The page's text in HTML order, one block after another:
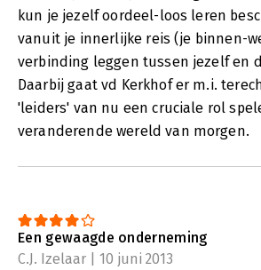
kun je jezelf oordeel-loos leren
vanuit je innerlijke reis (je binnen-
verbinding leggen tussen jezelf en
Daarbij gaat vd Kerkhof er m.i.
'leiders' van nu een cruciale rol
veranderende wereld van morgen.
Een gewaagde onderneming
C.J. Izelaar | 10 juni 2013